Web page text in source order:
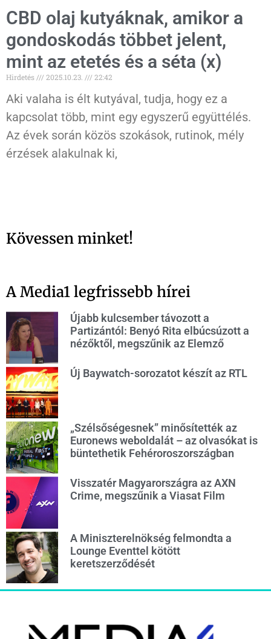
CBD olaj kutyáknak, amikor a
gondoskodás többet jelent,
mint az etetés és a séta (x)
Hirdetés 2025.10.23. 22:42
Aki valaha is élt kutyával, tudja, hogy ez a
kapcsolat több, mint egy egyszerű együttélés.
Az évek során közös szokások, rutinok, mély
érzések alakulnak ki,
Kövessen minket!
A Media1 legfrissebb hírei
Újabb kulcsember távozott a
Partizántól: Benyó Rita elbúcsúzott a
nézőktől, megszűnik az Elemző
Új Baywatch-sorozatot készít az RTL
„Szélsőségesnek” minősítették az
Euronews weboldalát – az olvasókat is
büntethetik Fehéroroszországban
Visszatér Magyarországra az AXN
Crime, megszűnik a Viasat Film
A Miniszterelnökség felmondta a
Lounge Eventtel kötött
keretszerződését